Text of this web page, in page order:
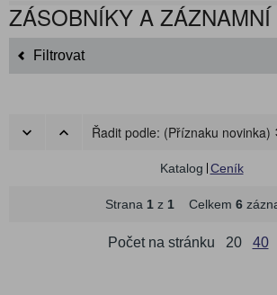
ZÁSOBNÍKY A
Filtrovat
Řadit podle: (Příznaku novinka)
Katalog Ceník
Strana 1z 1Celkem 6
Počet na stránku 20 40